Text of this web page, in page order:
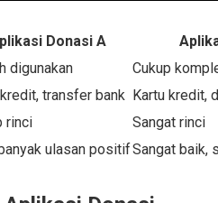
Donasi A
digunakan
Cukup
transfer bank Kartu kredit,
rinci
Sangat rinci
ulasan positifSangat baik,